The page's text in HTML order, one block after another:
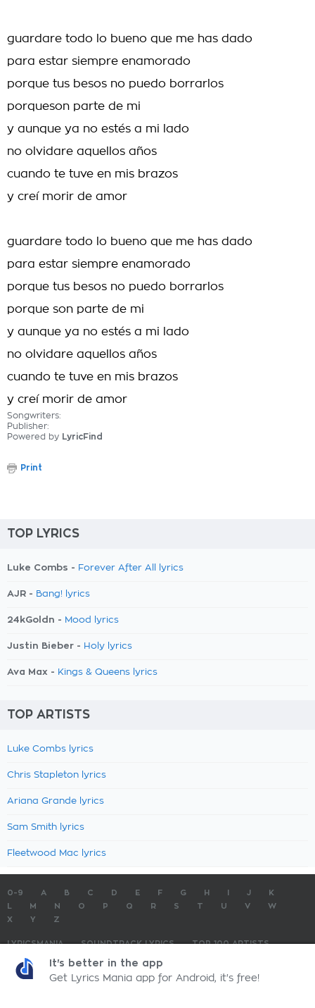
guardare todo lo bueno que me has dado
para estar siempre enamorado
porque tus besos no puedo borrarlos
porqueson parte de mi
y aunque ya no estés a mi lado
no olvidare aquellos años
cuando te tuve en mis brazos
y creí morir de amor
guardare todo lo bueno que me has dado
para estar siempre enamorado
porque tus besos no puedo borrarlos
porque son parte de mi
y aunque ya no estés a mi lado
no olvidare aquellos años
cuando te tuve en mis brazos
y creí morir de amor
Songwriters:
Publisher:
Powered by LyricFind
Print
TOP LYRICS
Luke Combs - Forever After All lyrics
AJR - Bang! lyrics
24kGoldn - Mood lyrics
Justin Bieber - Holy lyrics
Ava Max - Kings & Queens lyrics
TOP ARTISTS
Luke Combs lyrics
Chris Stapleton lyrics
Ariana Grande lyrics
Sam Smith lyrics
Fleetwood Mac lyrics
0-9 A B C D E F G H J
K
M N O P Q R S T U V
W
X
Y Z
LYRICSMANIA SOUNDTRACK LYRICS
TOP 100 ARTISTS
TOP 100 LYRICS
LyricsMania.com - Copyright © 2026 - All Rights ReservedPrivacy Policy
It's better in the app
Get Lyrics Mania app for Android, it's free!